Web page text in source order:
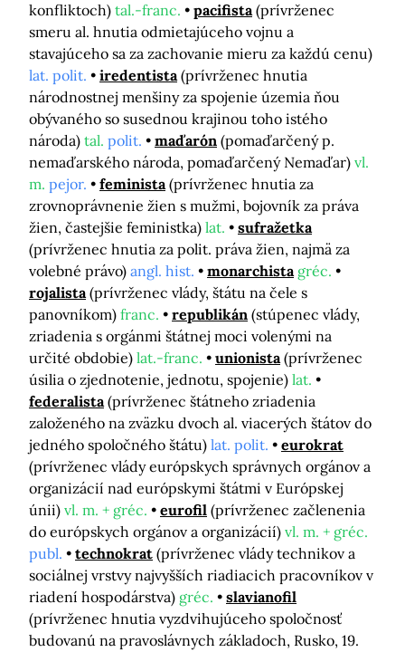
konfliktoch) tal.-franc. pacifista (prívrženec
smeru al. hnutia odmietajúceho vojnu a
stavajúceho sa za zachovanie mieru za každú cenu)
lat. polit.
iredentista (prívrženec hnutia
národnostnej menšiny za spojenie územia ňou
obývaného so susednou krajinou toho istého
národa) tal. polit. maďarón (pomaďarčený p.
nemaďarského národa, pomaďarčený Nemaďar) vl.
m. pejor. feminista (prívrženec hnutia za
zrovnoprávnenie žien s mužmi, bojovník za práva
žien, častejšie feministka) lat.
sufražetka
(prívrženec hnutia za polit. práva žien, najmä za
volebné právo) angl. hist. monarchista gréc.
rojalista (prívrženec vlády, štátu na čele s
panovníkom) franc. republikán (stúpenec vlády,
zriadenia s orgánmi štátnej moci volenými na
určité obdobie) lat.-franc. unionista (prívrženec
úsilia o zjednotenie, jednotu, spojenie) lat.
federalista (prívrženec štátneho zriadenia
založeného na zväzku dvoch al. viacerých štátov do
jedného spoločného štátu) lat. polit.
eurokrat
(prívrženec vlády európskych správnych orgánov a
organizácií nad európskymi štátmi v Európskej
únii) vl. m. + gréc. eurofil (prívrženec začlenenia
do európskych orgánov a organizácií) vl. m. + gréc.
publ.
technokrat (prívrženec vlády technikov a
sociálnej vrstvy najvyšších riadiacich pracovníkov v
riadení hospodárstva) gréc.
slavianofil
(prívrženec hnutia vyzdvihujúceho spoločnosť
budovanú na pravoslávnych základoch, Rusko, 19.